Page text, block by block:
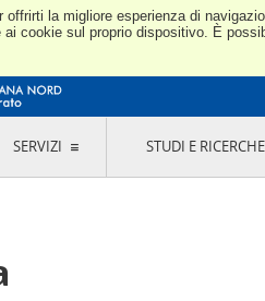
la migliore esperienza di
cookie sul proprio dispositivo. È
SERVIZI STUDI E RICERCHE